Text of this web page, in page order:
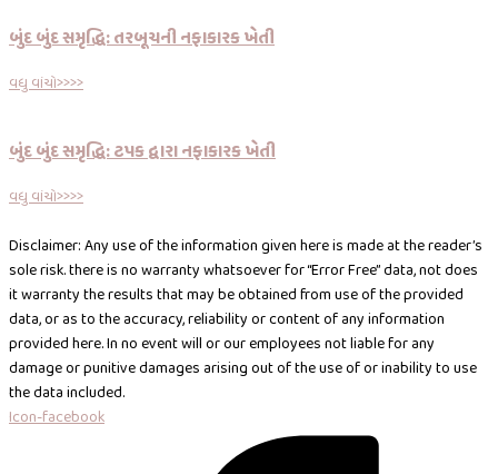
બુંદ બુંદ સમૃદ્ધિ: તરબૂચની નફાકારક ખેતી
વધુ વાંચો>>>>
બુંદ બુંદ સમૃદ્ધિ: ટપક દ્વારા નફાકારક ખેતી
વધુ વાંચો>>>>
Disclaimer: Any use of the information given here is made at the reader’s
sole risk. there is no warranty whatsoever for “Error Free” data, not does
it warranty the results that may be obtained from use of the provided
data, or as to the accuracy, reliability or content of any information
provided here. In no event will or our employees not liable for any
damage or punitive damages arising out of the use of or inability to use
the data included.
Icon-facebook